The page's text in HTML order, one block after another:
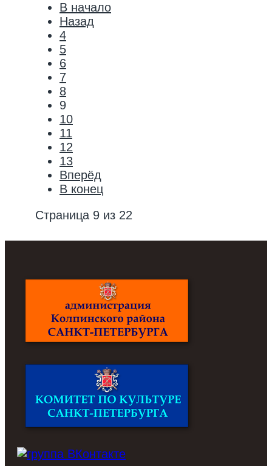
В начало
Назад
4
5
6
7
8
9
10
11
12
13
Вперёд
В конец
Страница 9 из 22